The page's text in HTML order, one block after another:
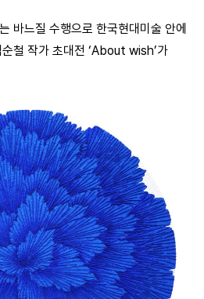
바느질 수행으로 한국현대미술 안에
철 작가 초대전 ‘About wish’가